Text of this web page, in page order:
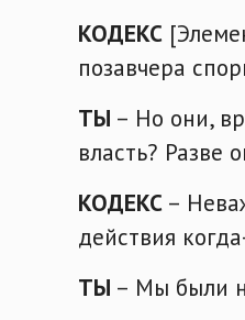
КОДЕКС
позавчера
ТЫ – Но они,
власть? Разве
КОДЕКС –
действия
ТЫ – Мы были